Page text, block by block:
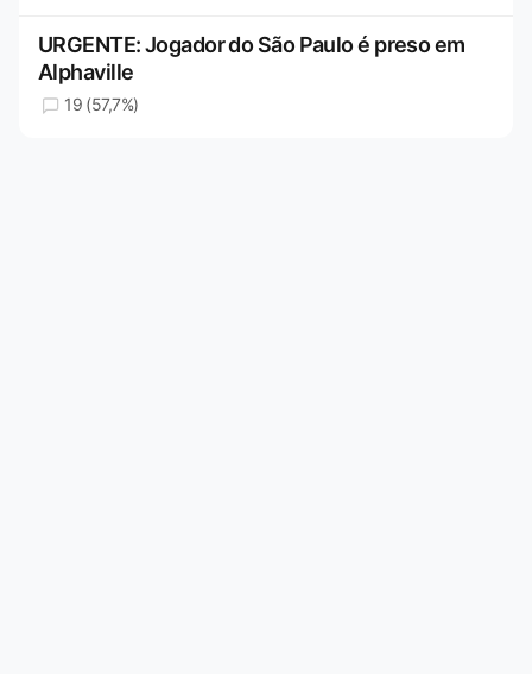
URGENTE: Jogador do São Paulo é preso em
Alphaville
19 (57,7%)